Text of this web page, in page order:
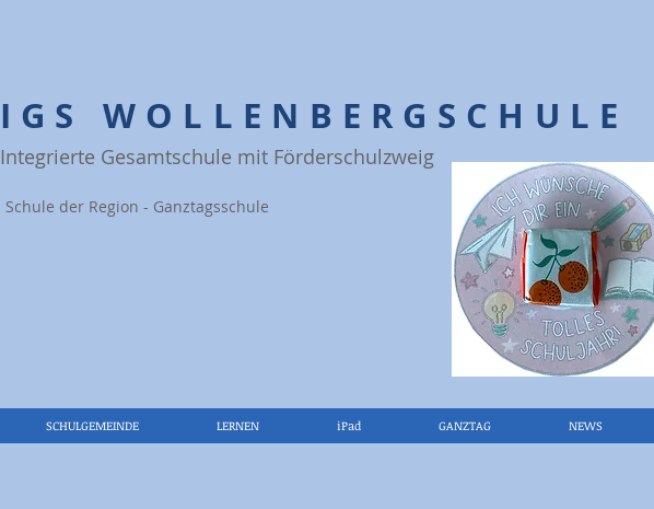
IGS WOLLENBERGSCHULE
Integrierte Gesamtschule mit Förderschulzweig
Schule der Region - Ganztagsschule
SCHULGEMEINDE LERNEN iPad GANZTAG NEWS